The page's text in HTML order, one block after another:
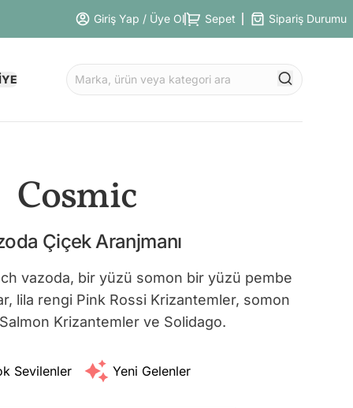
Giriş Yap / Üye Ol Sepet Sipariş Durumu
Cosmic
Çiçek Aranjmanı
vazoda, bir yüzü somon bir yüzü pembe
lila rengi Pink Rossi Krizantemler, somon
Krizantemler ve Solidago.
Sevilenler Yeni Gelenler